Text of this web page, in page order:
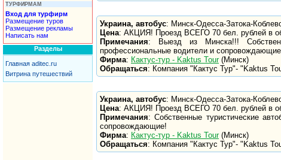
ТУРФИРМАМ
Вход для турфирм
Размещение туров
Размещение рекламы
Написать нам
Разделы
Главная aditec.ru
Витрина путешествий
Украина, автобус: Минск-Одесса-Затока-
Цена: АКЦИЯ! Проезд ВСЕГО 70 бел. рублей в
Примечания: Выезд из Минска!!!
профессиональные водители и
Фирма: Кактус-тур - Kaktus Tour(Минск)
Обращаться: Компания "Кактус Тур"- "Kaktus
Украина, автобус: Минск-Одесса-Затока-
Цена: АКЦИЯ! Проезд ВСЕГО 70 бел. рублей в
Примечания: Собственные туристические
сопровождающие!
Фирма: Кактус-тур - Kaktus Tour(Минск)
Обращаться: Компания "Кактус Тур"- "Kaktus